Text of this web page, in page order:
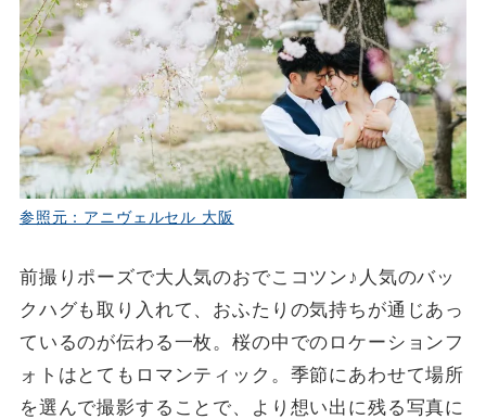
参照元：アニヴェルセル 大阪
前撮りポーズで大人気のおでこコツン♪人気のバッ
クハグも取り入れて、おふたりの気持ちが通じあっ
ているのが伝わる一枚。桜の中でのロケーションフ
ォトはとてもロマンティック。季節にあわせて場所
を選んで撮影することで、より想い出に残る写真に